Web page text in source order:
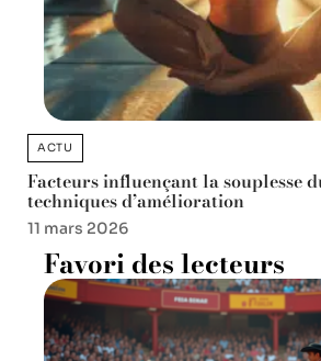
ACTU
Facteurs influençant la souplesse
techniques d’amélioration
11 mars 2026
Favori des lecteurs